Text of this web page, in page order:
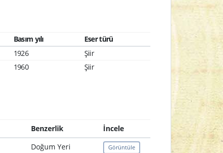
Basım yılı
Eser türü
1926
Şiir
1960 Şiir
Benzerlik
İncele
Doğum Yeri Görüntüle